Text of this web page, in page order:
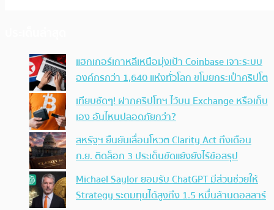
แฮกเกอร์เกาหลีเหนือมุ่งเป้า Coinbase เจาะระบบ
องค์กรกว่า 1,640 แห่งทั่วโลก ขโมยกระเป๋าคริปโต
เทียบชัดๆ! ฝากคริปโทฯ ไว้บน Exchange หรือเก็บ
เอง อันไหนปลอดภัยกว่า?
สหรัฐฯ ยืนยันเลื่อนโหวต Clarity Act ถึงเดือน
ก.ย. ติดล็อก 3 ประเด็นขัดแย้งยังไร้ข้อสรุป
Michael Saylor ยอมรับ ChatGPT มีส่วนช่วยให้
Strategy ระดมทุนได้สูงถึง 1.5 หมื่นล้านดอลลาร์